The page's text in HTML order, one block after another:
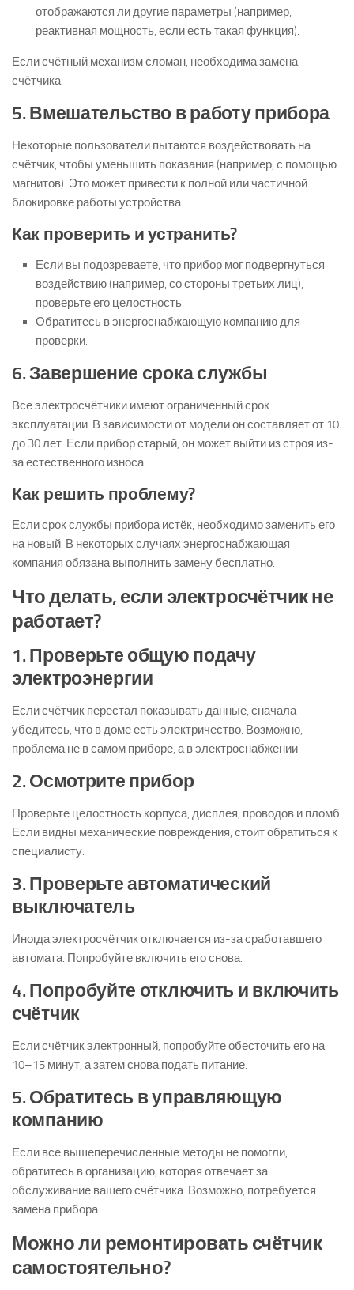
отображаются ли другие параметры (например,
реактивная мощность, если есть такая функция).
Если счётный механизм сломан, необходима замена
счётчика.
5. Вмешательство в работу прибора
Некоторые пользователи пытаются воздействовать на
счётчик, чтобы уменьшить показания (например, с помощью
магнитов). Это может привести к полной или частичной
блокировке работы устройства.
Как проверить и устранить?
Если вы подозреваете, что прибор мог подвергнуться
воздействию (например, со стороны третьих лиц),
проверьте его целостность.
Обратитесь в энергоснабжающую компанию для
проверки.
6. Завершение срока службы
Все электросчётчики имеют ограниченный срок
эксплуатации. В зависимости от модели он составляет от 10
до 30 лет. Если прибор старый, он может выйти из строя из-
за естественного износа.
Как решить проблему?
Если срок службы прибора истёк, необходимо заменить его
на новый. В некоторых случаях энергоснабжающая
компания обязана выполнить замену бесплатно.
Что делать, если электросчётчик не
работает?
1. Проверьте общую подачу
электроэнергии
Если счётчик перестал показывать данные, сначала
убедитесь, что в доме есть электричество. Возможно,
проблема не в самом приборе, а в электроснабжении.
2. Осмотрите прибор
Проверьте целостность корпуса, дисплея, проводов и пломб.
Если видны механические повреждения, стоит обратиться к
специалисту.
3. Проверьте автоматический
выключатель
Иногда электросчётчик отключается из-за сработавшего
автомата. Попробуйте включить его снова.
4. Попробуйте отключить и включить
счётчик
Если счётчик электронный, попробуйте обесточить его на
10–15 минут, а затем снова подать питание.
5. Обратитесь в управляющую
компанию
Если все вышеперечисленные методы не помогли,
обратитесь в организацию, которая отвечает за
обслуживание вашего счётчика. Возможно, потребуется
замена прибора.
Можно ли ремонтировать счётчик
самостоятельно?